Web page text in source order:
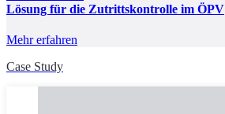
Lösung für die Zutrittskontrolle im ÖPV
Mehr erfahren
Case Study